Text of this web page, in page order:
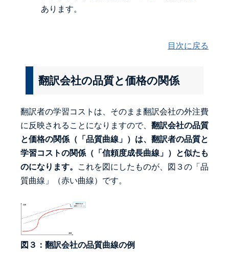
あります。
目次に戻る
翻訳会社の品質と価格の関係
翻訳者の学習コストは、そのまま翻訳会社の外注費
に反映されることになりますので、 翻訳会社の品質
と価格の関係（「品質曲線」）は、翻訳者の品質と
学習コストの関係（「信頼度成長曲線」）と似たも
のになります。
これを図にしたものが、図３の「品
質曲線」（赤い曲線）です。
図３：翻訳会社の品質曲線の例